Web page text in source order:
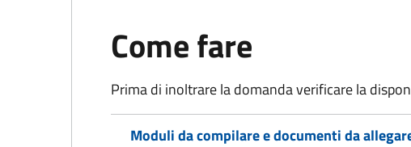
Come fare
Prima di inoltrare la domanda verificare la
Moduli da compilare e documenti da